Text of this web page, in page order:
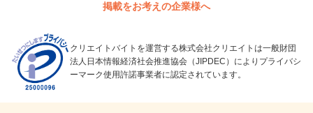
掲載をお考えの企業様へ
クリエイトバイトを運営する株式会社クリエイトは一般財団
法人日本情報経済社会推進協会（JIPDEC）によりプライバシ
ーマーク使用許諾事業者に認定されています。